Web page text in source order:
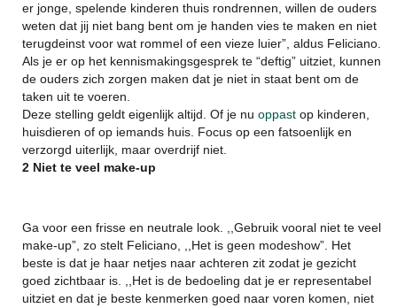
er jonge, spelende kinderen thuis rondrennen, willen de ouders
weten dat jij niet bang bent om je handen vies te maken en niet
terugdeinst voor wat rommel of een vieze luier”, aldus Feliciano.
Als je er op het kennismakingsgesprek te “deftig” uitziet, kunnen
de ouders zich zorgen maken dat je niet in staat bent om de
taken uit te voeren.
Deze stelling geldt eigenlijk altijd. Of je nu oppast op kinderen,
huisdieren of op iemands huis. Focus op een fatsoenlijk en
verzorgd uiterlijk, maar overdrijf niet.
2 Niet te veel make-up
Ga voor een frisse en neutrale look. ,,Gebruik vooral niet te veel
make-up”, zo stelt Feliciano, ,,Het is geen modeshow”. Het
beste is dat je haar netjes naar achteren zit zodat je gezicht
goed zichtbaar is. ,,Het is de bedoeling dat je er representabel
uitziet en dat je beste kenmerken goed naar voren komen, niet